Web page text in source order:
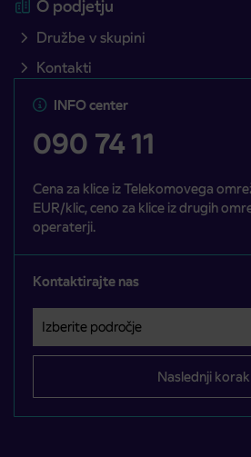
O podjetju
Družbe v skupini
Kontakti
INFO center
090 74 11
Cena za klice iz Telekomovega
EUR/klic, ceno za klice iz drugih
operaterji.
Kontaktirajte nas
Izberite področje
Področje je obvezno izbrati.
Naslednji korak